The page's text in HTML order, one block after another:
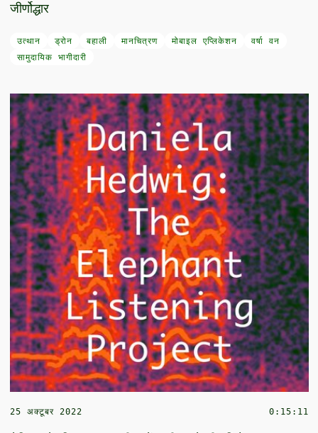
जीर्णोद्धार
उत्थान ड्रोन बहाली मानचित्रण मोबाइल एप्लिकेशन
वर्षा वन
सामुदायिक भागीदारी
25 अक्टूबर 2022 0:15:11